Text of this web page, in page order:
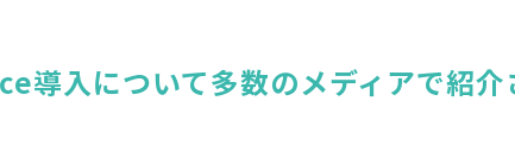
導入について多数のメディアで紹介